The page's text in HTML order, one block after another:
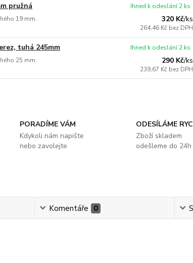
pružná
19 mm. 320 Kč/ks
264,46 Kč bez DPH
Ihned k odeslání 2 ks
tuhá 245mm
25 mm. 290 Kč/ks
239,67 Kč bez DPH
Ihned k odeslání 2 ks
PORADÍME VÁM
Kdykoli nám napište
nebo zavolejte
ODESÍLÁME
Zboží skladem
odešleme do 24h
Komentáře 0